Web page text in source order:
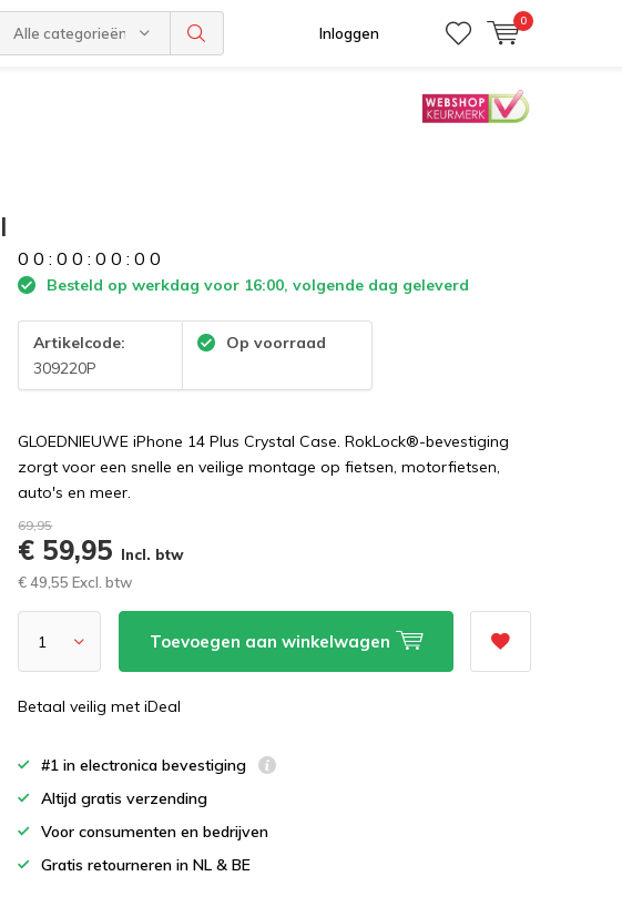
Alle categorieën Inloggen
0
0 0 :0 0 :0 0 :0 0
Besteld op werkdag voor 16:00, volgende dag geleverd
Artikelcode:
309220P
Op voorraad
GLOEDNIEUWE iPhone 14 Plus Crystal Case. RokLock®-bevestiging
zorgt voor een snelle en veilige montage op fietsen, motorfietsen,
auto's en meer.
69,95
€ 59,95 Incl. btw
€ 49,55 Excl. btw
Toevoegen aan winkelwagen
Betaal veilig met iDeal
#1 in electronica bevestiging
Altijd gratis verzending
Voor consumenten en bedrijven
Gratis retourneren in NL & BE